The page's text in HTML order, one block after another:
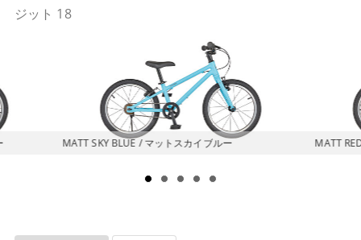
MATT SKY BLUE / マットスカイブルー MATT
ジット 18